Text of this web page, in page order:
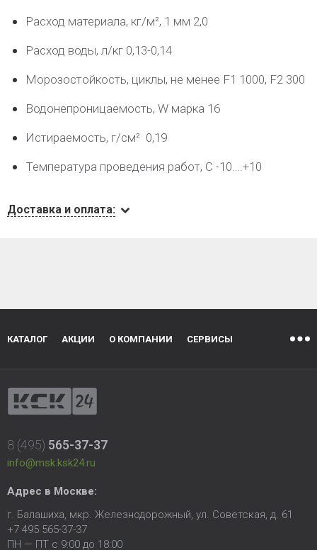
Расход материала, кг/м², 1 мм 2,0
Расход воды, л/кг 0,13-0,14
Морозостойкость, циклы, не менее F1 1000, F2 300
Водонепроницаемость, W марка 16
Истираемость, г/см² 0,19
Температура проведения работ, С -10….+10
Доставка и оплата:
КАТАЛОГ АКЦИИ О КОМПАНИИ СЕРВИСЫ
8 (495) 565-37-37
info@msk.ksk24.ru
Адрес в Москве:
г. Балашиха, мкр. Железнодорожный, ул. Советская, д. 61
+7 495 565-37-37
ПН — ПТ с 9:00 до 18:00